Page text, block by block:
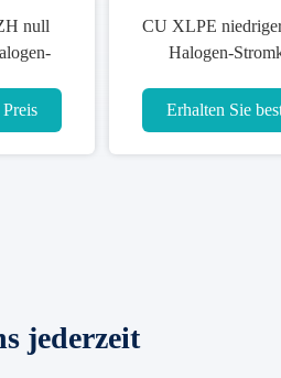
Gepanzerter niedriger Rauch null
Halogen-Kabel 1.5mm2 -
Erhalten Sie besten Preis
jederzeit